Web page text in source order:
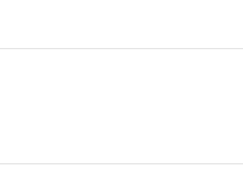
البيلاروسية